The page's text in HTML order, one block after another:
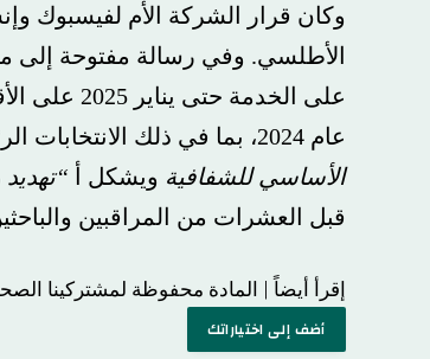
وكان قرار الشركة الأم لفيسبوك
الأطلسي. وفي رسالة مفتوحة إلى
على الخدمة حتى
الأساسي للشفافيةويشكل أ“تهديد
قبل العشرات من المراقبين والباحثين.
إقرأ أيضاً | المادة محفوظة لمشتركيناالصحة
أضف إلى اختياراتك